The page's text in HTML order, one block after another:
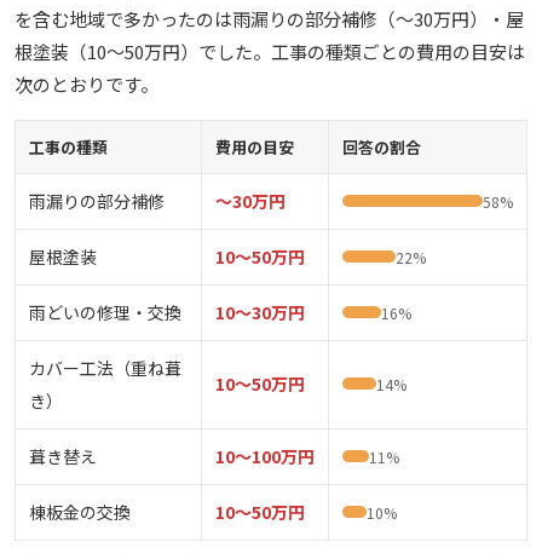
を含む地域で多かったのは雨漏りの部分補修（〜30万円）・屋
根塗装（10〜50万円）でした。工事の種類ごとの費用の目安は
次のとおりです。
工事の種類 費用の目安 回答の割合
雨漏りの部分補修 〜30万円 58%
屋根塗装 10〜50万円 22%
雨どいの修理・交換 10〜30万円 16%
カバー工法（重ね葺
き）
10〜50万円 14%
葺き替え 10〜100万円 11%
棟板金の交換 10〜50万円 10%